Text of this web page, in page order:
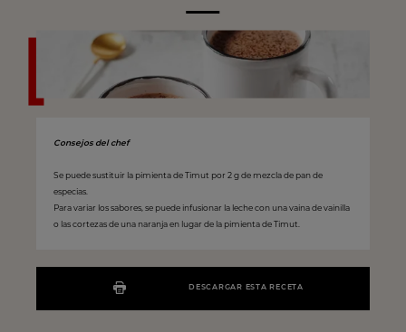
DESCARGAR ESTA RECETA
Consejos del chef
Se puede sustituir la pimienta de Timut por 2 g de mezcla de pan de
especias.
Para variar los sabores, se puede infusionar la leche con una vaina de vainilla
o las cortezas de una naranja en lugar de la pimienta de Timut.